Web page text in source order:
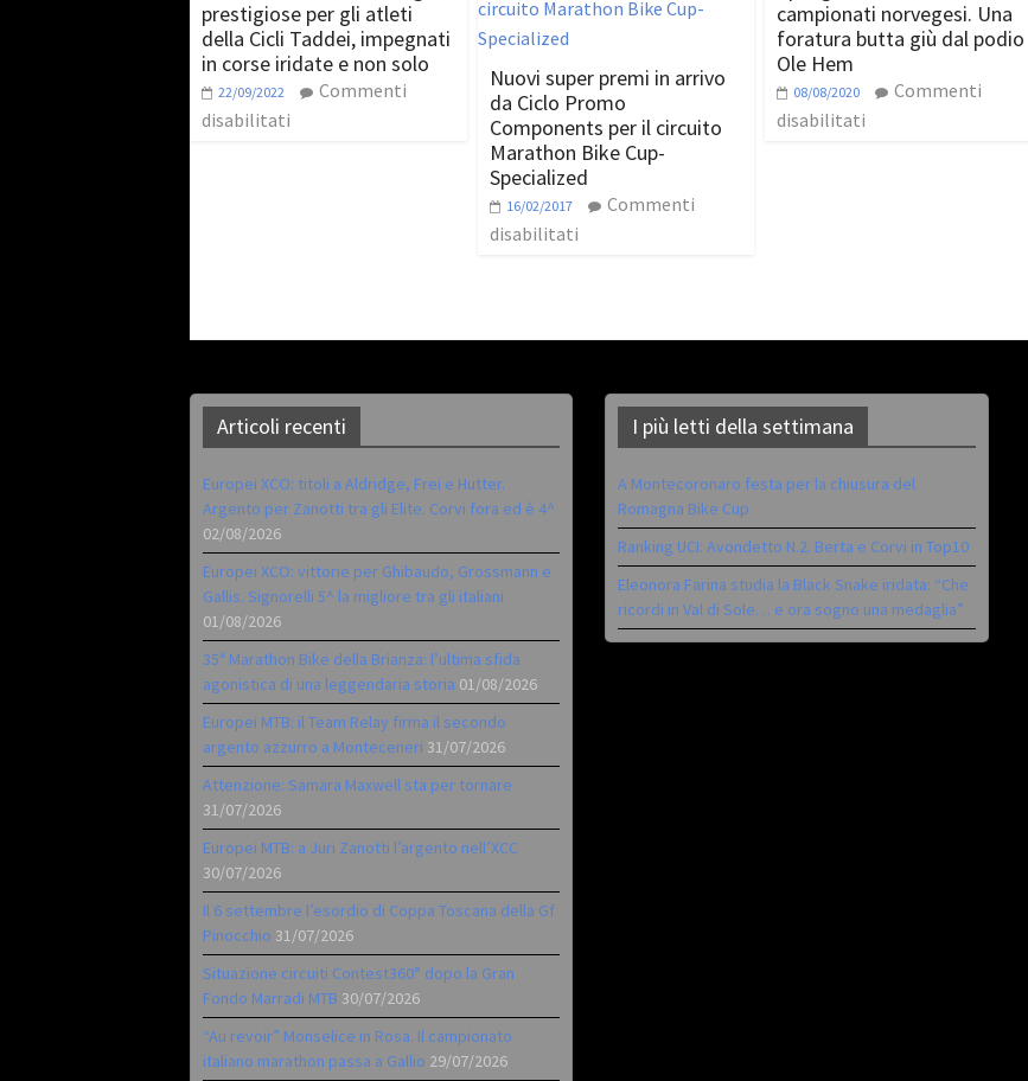
prestigiose per gli atleti
della Cicli Taddei, impegnati
in corse iridate e non solo
22/09/2022
Commenti
disabilitati
Nuovi super premi in arrivo
da Ciclo Promo
Components per il circuito
Marathon Bike Cup-
Specialized
16/02/2017
Commenti
disabilitati
campionati norvegesi. Una
foratura butta giù dal podio
Ole Hem
08/08/2020
Commenti
disabilitati
Articoli recenti
Europei XCO: titoli a Aldridge, Frei e Hutter.
Argento per Zanotti tra gli Elite. Corvi fora ed è 4^
02/08/2026
Europei XCO: vittorie per Ghibaudo, Grossmann e
Gallis. Signorelli 5^ la migliore tra gli italiani
01/08/2026
35ª Marathon Bike della Brianza: l’ultima sfida
agonistica di una leggendaria storia 01/08/2026
Europei MTB: il Team Relay firma il secondo
argento azzurro a Monteceneri 31/07/2026
Attenzione: Samara Maxwell sta per tornare
31/07/2026
Europei MTB: a Juri Zanotti l’argento nell’XCC
30/07/2026
Il 6 settembre l’esordio di Coppa Toscana della Gf
Pinocchio 31/07/2026
Situazione circuiti Contest360° dopo la Gran
Fondo Marradi MTB 30/07/2026
“Au revoir” Monselice in Rosa. Il campionato
italiano marathon passa a Gallio 29/07/2026
I più letti della settimana
A Montecoronaro festa per la chiusura del
Romagna Bike Cup
Ranking UCI: Avondetto N.2. Berta e Corvi in Top10
Eleonora Farina studia la Black Snake iridata: “Che
ricordi in Val di Sole… e ora sogno una medaglia”